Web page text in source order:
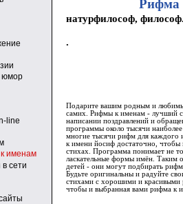
юмор
line
именам
сети
Рифма
натурфилософ,
.
Подарите вашим родным и
самих. Рифмы к именам - лучший
написании поздравлений и
программы около тысячи
многие тысячи рифм для каждого
к имени йосиф достаточно, чтобы
стихах. Программа понимает не
ласкательные формы имён. Таким
детей - они могут подбирать
Будьте оригинальны и радуйте
стихами с хорошими и красивыми
чтобы и выбранная вами рифма к